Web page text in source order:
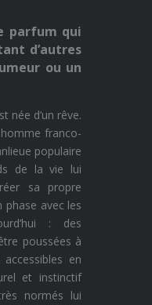
parfum qui
d’autres
ou un
née d’un rêve.
franco-
populaire
de la vie lui
sa propre
phase avec les
: des
poussées à
en
et instinctif
normés lui